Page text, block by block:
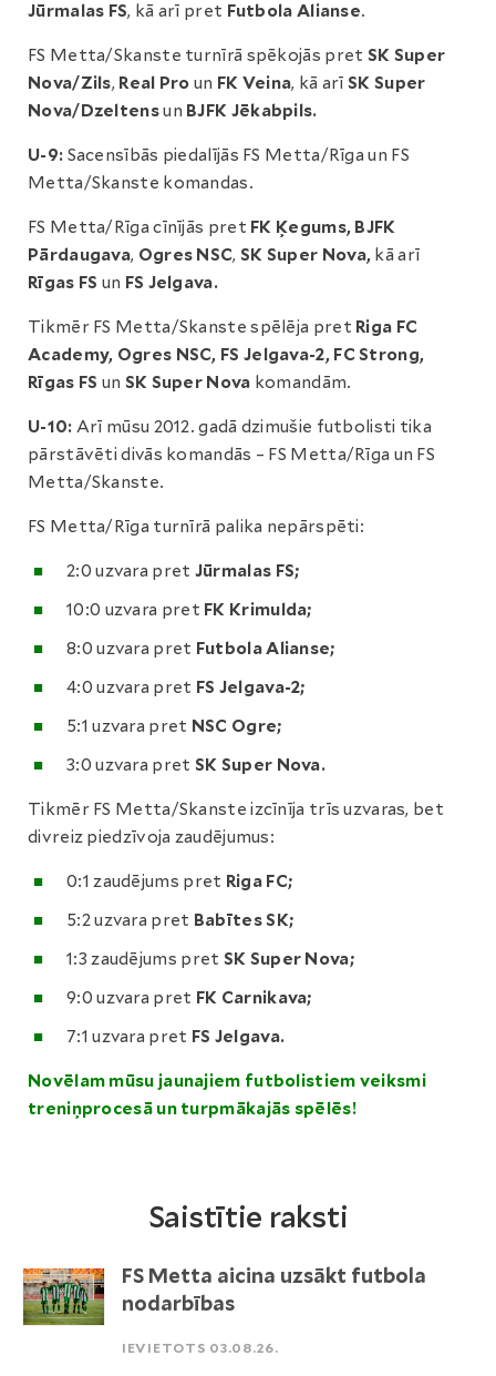
Jūrmalas FS, kā arī pret Futbola Alianse.
FS Metta/Skanste turnīrā spēkojās pret SK Super
Nova/Zils, Real Pro un FK Veina, kā arīSK Super
Nova/Dzeltensun BJFK Jēkabpils.
U-9: Sacensībās piedalījās FS Metta/Rīga un FS
Metta/Skanste komandas.
FS Metta/Rīga cīnījās pret FK Ķegums, BJFK
Pārdaugava, Ogres NSC, SK Super Nova, kā arī
Rīgas FS un FS Jelgava.
Tikmēr FS Metta/Skanste spēlēja pret Riga FC
Academy, Ogres NSC, FS Jelgava-2, FC Strong,
Rīgas FS un SK Super Nova komandām.
U-10: Arī mūsu 2012. gadā dzimušie futbolisti tika
pārstāvēti divās komandās – FS Metta/Rīga un FS
Metta/Skanste.
FS Metta/Rīga turnīrā palika nepārspēti:
2:0 uzvara pret Jūrmalas FS;
10:0 uzvara pret FK Krimulda;
8:0 uzvara pret Futbola Alianse;
4:0 uzvara pret FS Jelgava-2;
5:1 uzvara pret NSC Ogre;
3:0 uzvara pret SK Super Nova.
Tikmēr FS Metta/Skanste izcīnīja trīs uzvaras, bet
divreiz piedzīvoja zaudējumus:
0:1 zaudējums pret Riga FC;
5:2 uzvara pret Babītes SK;
1:3 zaudējums pret SK Super Nova;
9:0 uzvara pret FK Carnikava;
7:1 uzvara pret FS Jelgava.
Novēlam mūsu jaunajiem futbolistiem veiksmi
treniņprocesā un turpmākajās spēlēs!
Saistītie raksti
FS Metta aicina uzsākt futbola
nodarbības
IEVIETOTS 03.08.26.